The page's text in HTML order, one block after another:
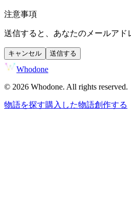
注意事項
送信すると、あなたのメールアド
キャンセル 送信する
Whodone
© 2026 Whodone. All rights reserved.
物語を探す購入した物語創作する